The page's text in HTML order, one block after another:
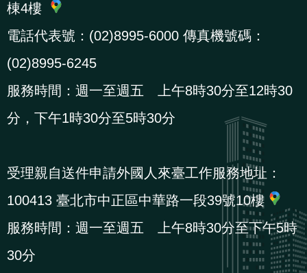
棟4樓
電話代表號：(02)8995-6000 傳真機號碼：
(02)8995-6245
服務時間：週一至週五 上午8時30分至12時30
分，下午1時30分至5時30分
受理親自送件申請外國人來臺工作服務地址：
100413 臺北市中正區中華路一段39號10樓
服務時間：週一至週五 上午8時30分至下午5時
30分